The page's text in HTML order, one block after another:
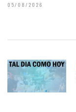
05/08/2026